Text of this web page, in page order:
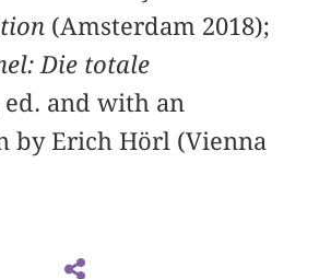
(Amsterdam 2018);
Die totale
ed. and with an
by Erich Hörl (Vienna